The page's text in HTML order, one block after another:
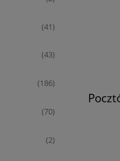
(41)
(43)
(186)
(70)
(2)